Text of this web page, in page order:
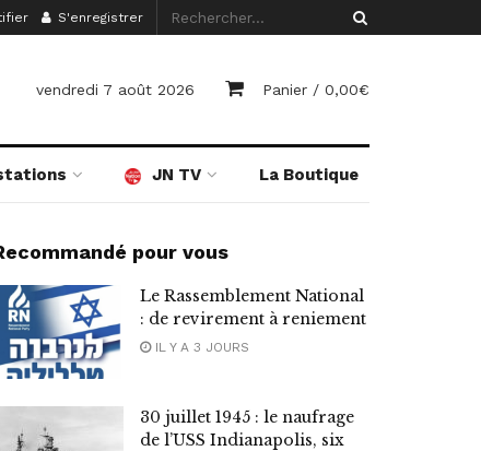
S'enregistrer
vendredi 7 août 2026 Panier / 0,00€
JN TV La Boutique
pour vous
Le Rassemblement National
: de revirement à reniement
IL Y A 3 JOURS
30 juillet 1945 : le naufrage
de l’USS Indianapolis, six